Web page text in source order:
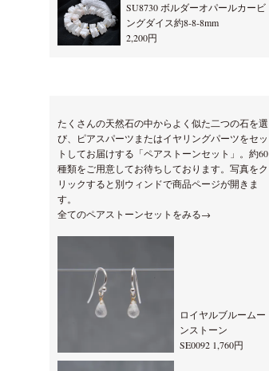
SU8730 ボルダーオパールカービ
ングダイス約8-8-8mm
2,200円
たくさんの天然石の中からよく似た二つの石を選
び、ピアスパーツまたはイヤリングパーツをセッ
トしてお届けする「ペアストーンセット」。約60
種類をご用意してお待ちしております。写真をク
リックすると別ウィンドで商品ページが開きま
す。
全てのペアストーンセットをみる→
ロイヤルブルームー
ンストーン
SE0092 1,760円